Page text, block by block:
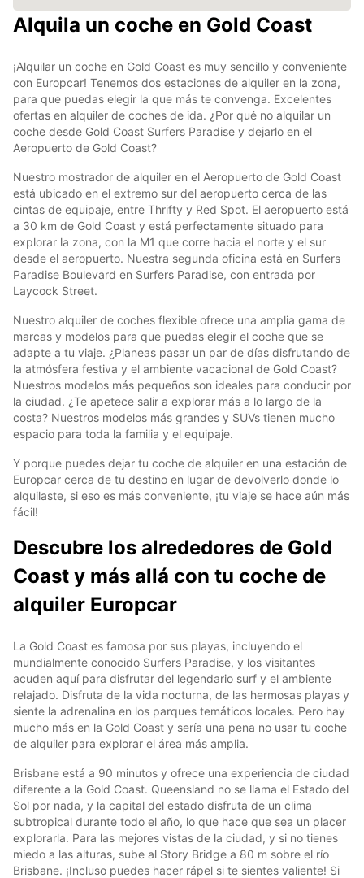
Alquila un coche en Gold Coast
¡Alquilar un coche en Gold Coast es muy sencillo y conveniente
con Europcar! Tenemos dos estaciones de alquiler en la zona,
para que puedas elegir la que más te convenga. Excelentes
ofertas en alquiler de coches de ida. ¿Por qué no alquilar un
coche desde Gold Coast Surfers Paradise y dejarlo en el
Aeropuerto de Gold Coast?
Nuestro mostrador de alquiler en el Aeropuerto de Gold Coast
está ubicado en el extremo sur del aeropuerto cerca de las
cintas de equipaje, entre Thrifty y Red Spot. El aeropuerto está
a 30 km de Gold Coast y está perfectamente situado para
explorar la zona, con la M1 que corre hacia el norte y el sur
desde el aeropuerto. Nuestra segunda oficina está en Surfers
Paradise Boulevard en Surfers Paradise, con entrada por
Laycock Street.
Nuestro alquiler de coches flexible ofrece una amplia gama de
marcas y modelos para que puedas elegir el coche que se
adapte a tu viaje. ¿Planeas pasar un par de días disfrutando de
la atmósfera festiva y el ambiente vacacional de Gold Coast?
Nuestros modelos más pequeños son ideales para conducir por
la ciudad. ¿Te apetece salir a explorar más a lo largo de la
costa? Nuestros modelos más grandes y SUVs tienen mucho
espacio para toda la familia y el equipaje.
Y porque puedes dejar tu coche de alquiler en una estación de
Europcar cerca de tu destino en lugar de devolverlo donde lo
alquilaste, si eso es más conveniente, ¡tu viaje se hace aún más
fácil!
Descubre los alrededores de Gold
Coast y más allá con tu coche de
alquiler Europcar
La Gold Coast es famosa por sus playas, incluyendo el
mundialmente conocido Surfers Paradise, y los visitantes
acuden aquí para disfrutar del legendario surf y el ambiente
relajado. Disfruta de la vida nocturna, de las hermosas playas y
siente la adrenalina en los parques temáticos locales. Pero hay
mucho más en la Gold Coast y sería una pena no usar tu coche
de alquiler para explorar el área más amplia.
Brisbane está a 90 minutos y ofrece una experiencia de ciudad
diferente a la Gold Coast. Queensland no se llama el Estado del
Sol por nada, y la capital del estado disfruta de un clima
subtropical durante todo el año, lo que hace que sea un placer
explorarla. Para las mejores vistas de la ciudad, y si no tienes
miedo a las alturas, sube al Story Bridge a 80 m sobre el río
Brisbane. ¡Incluso puedes hacer rápel si te sientes valiente! Si